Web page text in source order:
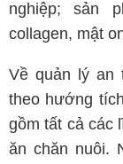
nghiệp; sản
collagen, mật
Về quản lý an
theo hướng
gồm tất cả các
ăn chăn nuôi.